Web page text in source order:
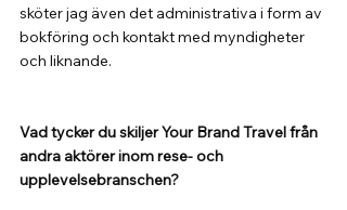
sköter jag även det administrativa i form av
bokföring och kontakt med myndigheter
och liknande.
Vad tycker du skiljer Your Brand Travel från
andra aktörer inom rese- och
upplevelsebranschen?